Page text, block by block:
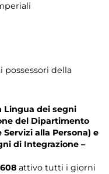
possessori della
Lingua dei segni
del Dipartimento
alla Persona) e
di Integrazione –
attivo tutti i giorni